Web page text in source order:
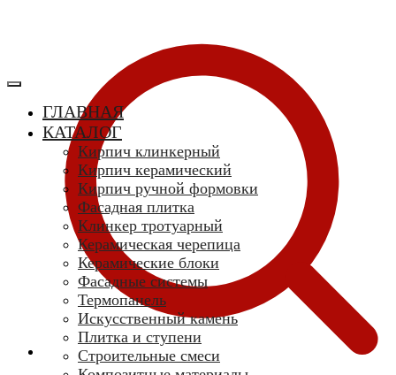
ГЛАВНАЯ
КАТАЛОГ
Кирпич клинкерный
Кирпич керамический
Кирпич ручной формовки
Фасадная плитка
Клинкер тротуарный
Керамическая черепица
Керамические блоки
Фасадные системы
Термопанель
Искусственный камень
Плитка и ступени
Строительные смеси